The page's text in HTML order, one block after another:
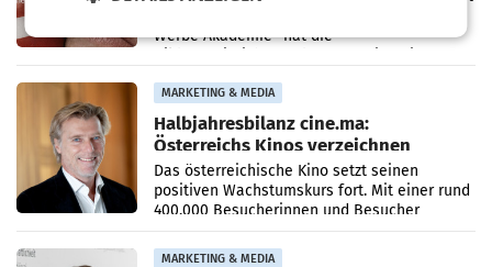
Werbe Akademie“ hat die
MARKETING & MEDIA
Halbjahresbilanz cine.ma:
Österreichs Kinos verzeichnen
400.000 Besucher mehr
Das österreichische Kino setzt seinen
positiven Wachstumskurs fort. Mit einer rund
400.000 Besucherinnen und Besucher
höheren Nettoreichweite im ersten Halbjahr
2026 gegenüber dem
MARKETING & MEDIA